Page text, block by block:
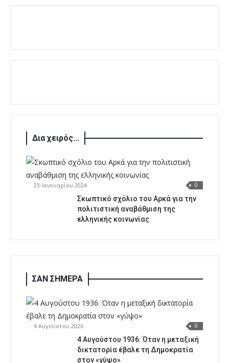
Δια χειρός...
23 Ιανουαρίου 2024 0
Σκωπτικό σχόλιο του Αρκά για την
πολιτιστική αναβάθμιση της
ελληνικής κοινωνίας
ΣΑΝ ΣΗΜΕΡΑ
4 Αυγούστου 2026 0
4 Αυγούστου 1936: Όταν η μεταξική
δικτατορία έβαλε τη Δημοκρατία
στον «γύψο»